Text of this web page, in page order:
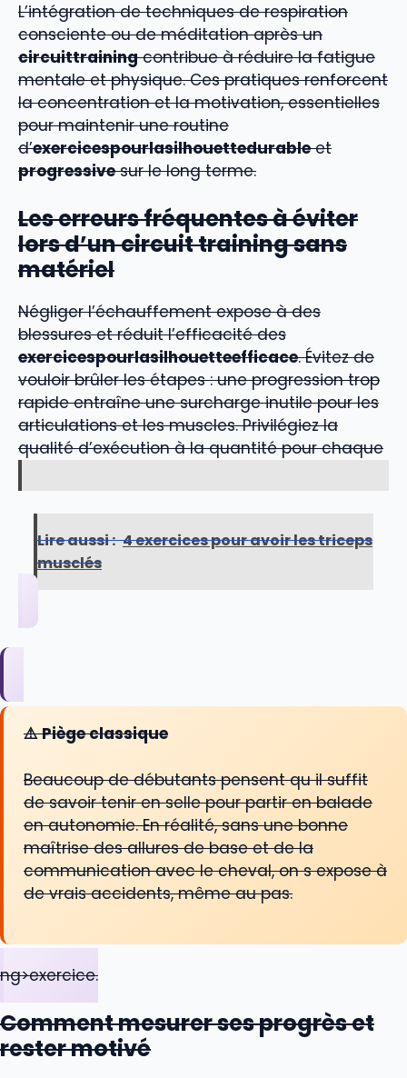
L’intégration de techniques de respiration
consciente ou de méditation après un
circuittrainingcontribue à réduire la fatigue
mentale et physique. Ces pratiques renforcent
la concentration et la motivation, essentielles
pour maintenir une routine
d’exercicespourlasilhouettedurableet
progressivesur le long terme.
Les erreurs fréquentes à éviter
lors d’un circuit training sans
matériel
Négliger l’échauffement expose à des
blessures et réduit l’efficacité des
exercicespourlasilhouetteefficace. Évitez de
vouloir brûler les étapes : une progression trop
rapide entraîne une surcharge inutile pour les
articulations et les muscles. Privilégiez la
qualité d’exécution à la quantité pour chaque
Lire aussi : 4 exercices pour avoir les triceps
musclés
⚠️ Piège classique
Beaucoup de débutants pensent qu il suffit
de savoir tenir en selle pour partir en balade
en autonomie. En réalité, sans une bonne
maîtrise des allures de base et de la
communication avec le cheval, on s expose à
de vrais accidents, même au pas.
ng>exercice.
Comment mesurer ses progrès et
rester motivé